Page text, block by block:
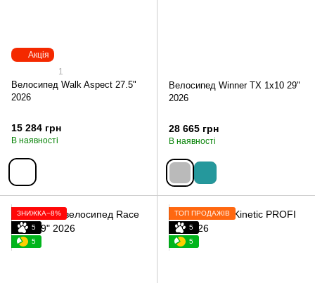
Акція
1
Велосипед Walk Aspect 27.5"
2026
15 284 грн
В наявності
Велосипед Winner TX 1х10 29"
2026
28 665 грн
В наявності
ЗНИЖКА−8%
5
5
ТОП ПРОДАЖІВ
5
5